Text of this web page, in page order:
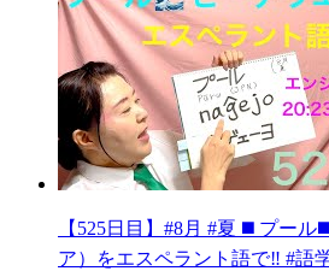
【525日目】#8月 #夏 ◼️ プー
ア）をエスペラント語で‼️ #語